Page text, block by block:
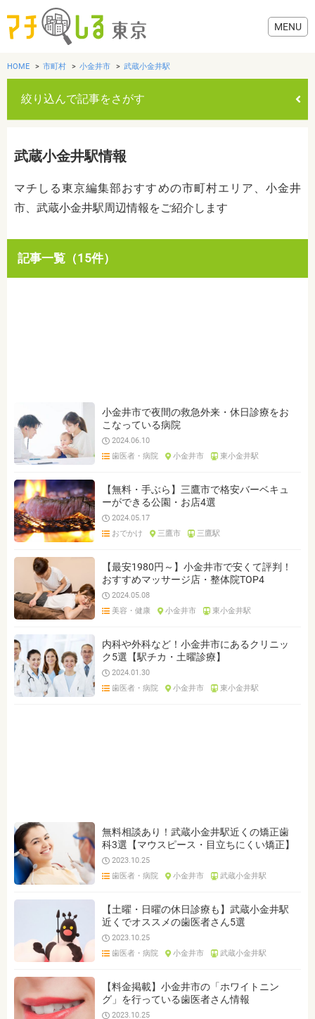
歯医者・病院
おでかけ
HOME 市町村 小金井市 武蔵小金井駅
絞り込んで記事をさがす
カテゴリを選ぶ
すべて グルメ 美容・健康 歯医者・病院 おでかけ
武蔵小金井駅情報
マチしる東京編集部おすすめの市町村エリア、小金井
市、武蔵小金井駅周辺情報をご紹介します
記事一覧（15件）
小金井市で夜間の救急外来・休日診療をお
こなっている病院
2024.06.10
歯医者・病院
小金井市 東小金井駅
【無料・手ぶら】三鷹市で格安バーベキュ
ーができる公園・お店4選
2024.05.17
おでかけ
三鷹市 三鷹駅
【最安1980円～】小金井市で安くて評判！
おすすめマッサージ店・整体院TOP4
2024.05.08
美容・健康
小金井市 東小金井駅
内科や外科など！小金井市にあるクリニッ
ク5選【駅チカ・土曜診療】
2024.01.30
歯医者・病院
小金井市 東小金井駅
無料相談あり！武蔵小金井駅近くの矯正歯
科3選【マウスピース・目立ちにくい矯正】
2023.10.25
歯医者・病院
小金井市 武蔵小金井駅
【土曜・日曜の休日診療も】武蔵小金井駅
近くでオススメの歯医者さん5選
2023.10.25
歯医者・病院
小金井市 武蔵小金井駅
【料金掲載】小金井市の「ホワイトニン
グ」を行っている歯医者さん情報
2023.10.25